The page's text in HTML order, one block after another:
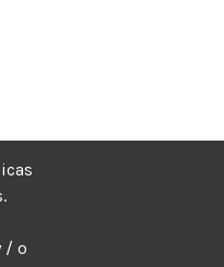
/ o